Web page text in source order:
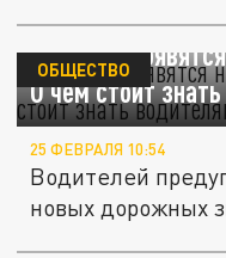
В России
О чём стоит
ОБЩЕСТВО
25 ФЕВРАЛЯ 10:54
Водителей
новых дорожных